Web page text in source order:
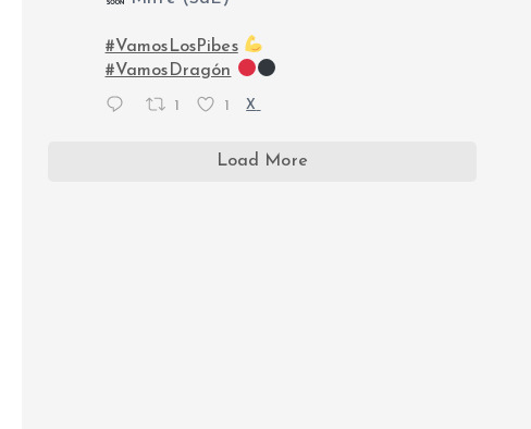
#VamosLosPibes
#VamosDragón
1 1 X
Load More